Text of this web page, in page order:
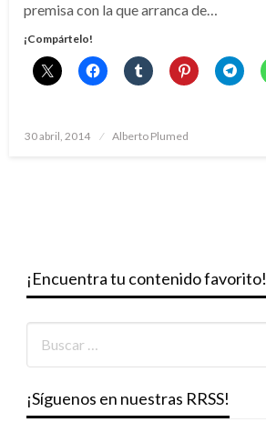
premisa con la que arranca de…
¡Compártelo!
Publicado
30 abril, 2014 Alberto Plumed
¡Encuentra tu contenido favorito!
¡Síguenos en nuestras RRSS!